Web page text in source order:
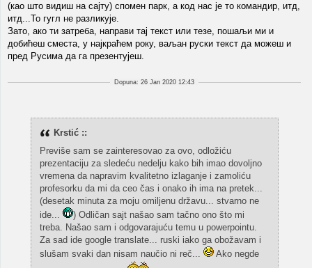
(као што видиш на сајту) спомен парк, а код нас је то командир, итд,
итд...То гугл не разликује.
Зато, ако ти затреба, направи тај текст или тезе, пошаљи ми и
добићеш сместа, у најкраћем року, ваљан руски текст да можеш и
пред Русима да га презентујеш.
Dopuna: 26 Jan 2020 12:43
Krstić ::
Previše sam se zainteresovao za ovo, odložiću
prezentaciju za sledeću nedelju kako bih imao dovoljno
vremena da napravim kvalitetno izlaganje i zamoliću
profesorku da mi da ceo čas i onako ih ima na pretek...
(desetak minuta za moju omiljenu državu... stvarno ne
ide...
) Odličan sajt našao sam tačno ono što mi
treba. Našao sam i odgovarajuću temu u powerpointu.
Za sad ide google translate... ruski iako ga obožavam i
slušam svaki dan nisam naučio ni reč...
Ako negde